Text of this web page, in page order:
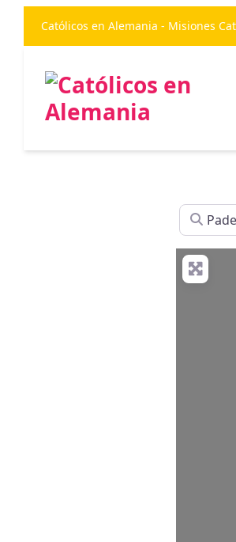
Católicos en Alemania - Misiones
Buscar